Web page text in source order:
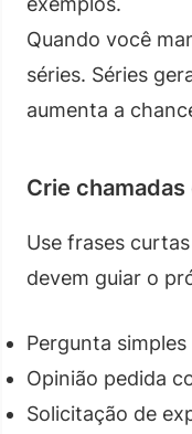
Quando você
séries. Séries
aumenta a
Crie
Use frases
devem guiar o
Pergunta
Opinião pedida
Solicitação de